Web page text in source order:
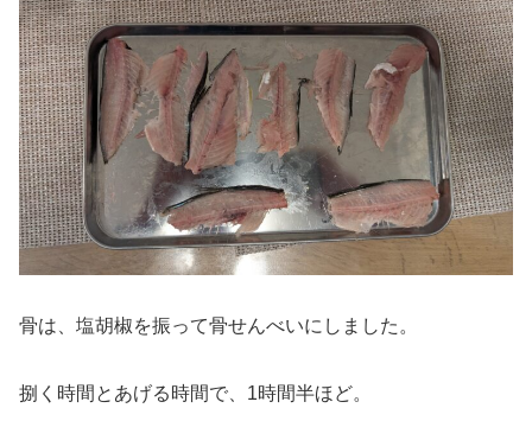
骨は、塩胡椒を振って骨せんべいにしました。
捌く時間とあげる時間で、1時間半ほど。